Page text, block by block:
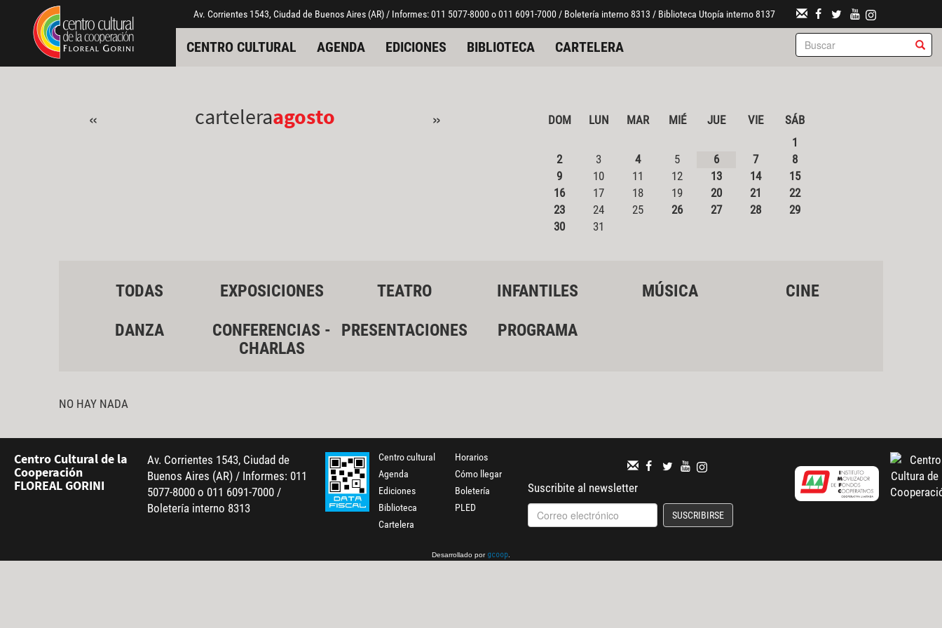
Pasar al contenido principal
Jump to main content Av. Corrientes 1543, Ciudad de Buenos Aires (AR) / Informes: 011 5077-8000 o 011 6091-7000 / Boletería interno 8313 / Biblioteca Utopía interno 8137
CENTRO CULTURAL AGENDA EDICIONES BIBLIOTECA CARTELERA
« carteleraagosto » DOM LUN MAR MIÉ JUE VIE
SÁB
1
2
3 4 5 6 7
8
9
10 11 12 13 14
15
16
17 18 19 20 21
22
23
24 25 26 27 28
29
30
31
TODAS EXPOSICIONES TEATRO INFANTILES MÚSICA
CINE
DANZA
CONFERENCIAS -
CHARLAS
PRESENTACIONES PROGRAMA
NO HAY NADA
Centro Cultural de la
Cooperación
FLOREAL GORINI
Av. Corrientes 1543, Ciudad de
Buenos Aires (AR) / Informes: 011
5077-8000 o 011 6091-7000 /
Boletería interno 8313
Centro cultural
Agenda
Ediciones
Biblioteca
Cartelera
Horarios
Cómo llegar
Boletería
PLED
Suscribite al newsletter
SUSCRIBIRSE
Desarrollado por gcoop